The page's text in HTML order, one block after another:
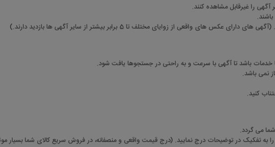
را غیرقابل مشاهده کنند.
واقعی از زوایای مختلف تا 5 برابر بیشتر از سایر آگهی ها بازدید دارند.)
خدمات باشد تا آگهی با سرعت و به راحتی در جستجوها یافت شود.
نمی باشد.
کنید.
می گردد.
به تفکیک در توضیحات درج نمایید. (درج قیمت واقعی و منصفانه، در فروش سریع کالای شما بسیار